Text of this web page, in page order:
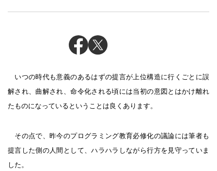
いつの時代も意義のあるはずの提言が上位構造に行くごとに誤
解され、曲解され、命令化される頃には当初の意図とはかけ離れ
たものになっているということは良くあります。
その点で、昨今のプログラミング教育必修化の議論には筆者も
提言した側の人間として、ハラハラしながら行方を見守っていま
した。